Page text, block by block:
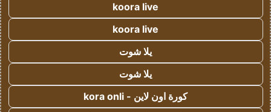
koora live
koora live
يلا شوت
يلا شوت
كورة اون لاين - kora onli